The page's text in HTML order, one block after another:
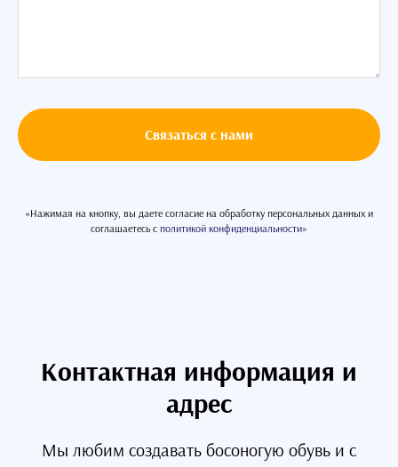
Связаться с нами
«Нажимая на кнопку, вы даете согласие на обработку персональных данных и
соглашаетесь c политикой конфиденциальности»
Контактная информация и
адрес
Мы любим создавать босоногую обувь и с